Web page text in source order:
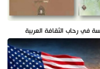
في رحاب الثقافة العربية